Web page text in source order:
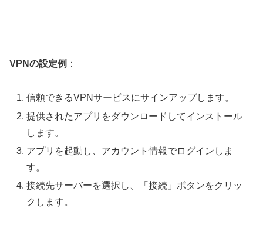
VPNの設定例 ：
信頼できるVPNサービスにサインアップします。
提供されたアプリをダウンロードしてインストール
します。
アプリを起動し、アカウント情報でログインしま
す。
接続先サーバーを選択し、「接続」ボタンをクリッ
クします。